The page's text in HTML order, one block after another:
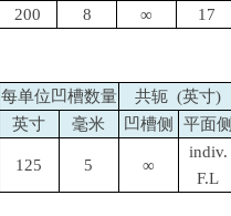
200 8 ∞ 17
每单位凹槽数量 共轭 (英寸)
英寸 毫米 凹槽侧 平面侧
125 5 ∞
indiv.
F.L